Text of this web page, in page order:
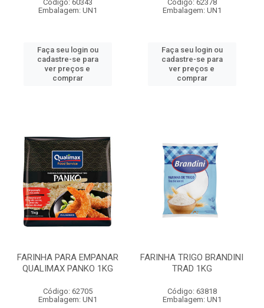
Código: 60343
Embalagem: UN1
Faça seu login ou
cadastre-se para
ver preços e
comprar
Código: 62378
Embalagem: UN1
Faça seu login ou
cadastre-se para
ver preços e
comprar
FARINHA PARA EMPANAR
QUALIMAX PANKO 1KG
Código: 62705
Embalagem: UN1
FARINHA TRIGO BRANDINI
TRAD 1KG
Código: 63818
Embalagem: UN1